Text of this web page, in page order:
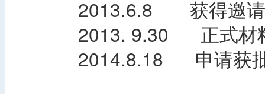
2013.6.8 获得邀请
2013. 9.30 正式材料
2014.8.18 申请获